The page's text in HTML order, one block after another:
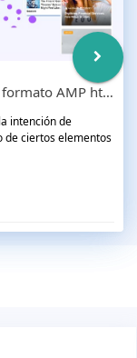
Nuevas actualizaciones sobre el formato AMP html que debe saber
intención de
de ciertos elementos